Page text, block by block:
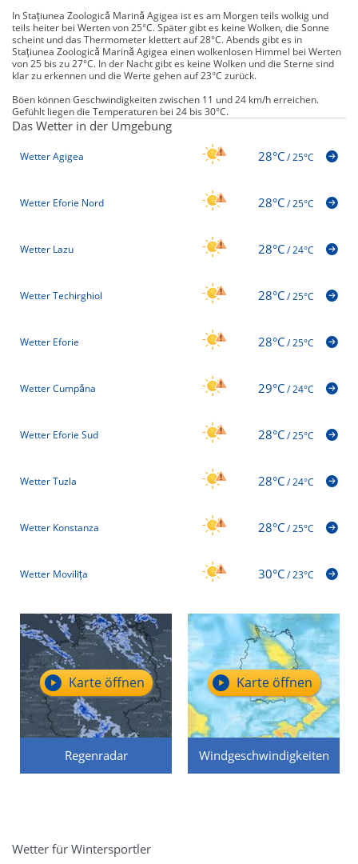
In Stațiunea Zoologică Marină Agigea ist es am Morgen teils wolkig und
teils heiter bei Werten von 25°C. Später gibt es keine Wolken, die Sonne
scheint und das Thermometer klettert auf 28°C. Abends gibt es in
Stațiunea Zoologică Marină Agigea einen wolkenlosen Himmel bei Werten
von 25 bis zu 27°C. In der Nacht gibt es keine Wolken und die Sterne sind
klar zu erkennen und die Werte gehen auf 23°C zurück.
Böen können Geschwindigkeiten zwischen 11 und 24 km/h erreichen.
Gefühlt liegen die Temperaturen bei 24 bis 30°C.
Das Wetter in der Umgebung
Wetter Agigea 28°C/25°C
Wetter Eforie Nord 28°C/25°C
Wetter Lazu 28°C/24°C
Wetter Techirghiol 28°C/25°C
Wetter Eforie 28°C/25°C
Wetter Cumpăna 29°C/24°C
Wetter Eforie Sud 28°C/25°C
Wetter Tuzla 28°C/24°C
Wetter Konstanza 28°C/25°C
Wetter Movilița 30°C/23°C
Regenradar
Karte öffnen
Windgeschwindigkeiten
Karte öffnen
Wetter für Wintersportler